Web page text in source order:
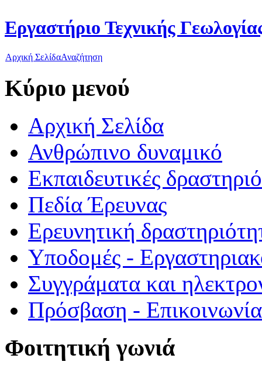
Εργαστήριο Τεχνικής
Αρχική ΣελίδαΑναζήτηση
Κύριο μενού
Αρχική Σελίδα
Ανθρώπινο δυναμικό
Εκπαιδευτικές
Πεδία Έρευνας
Ερευνητική
Υποδομές -
Συγγράματα και
Πρόσβαση - Επικοινωνία
Φοιτητική γωνιά